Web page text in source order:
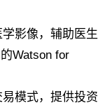
影像，辅助医生
Watson for
模式，提供投资